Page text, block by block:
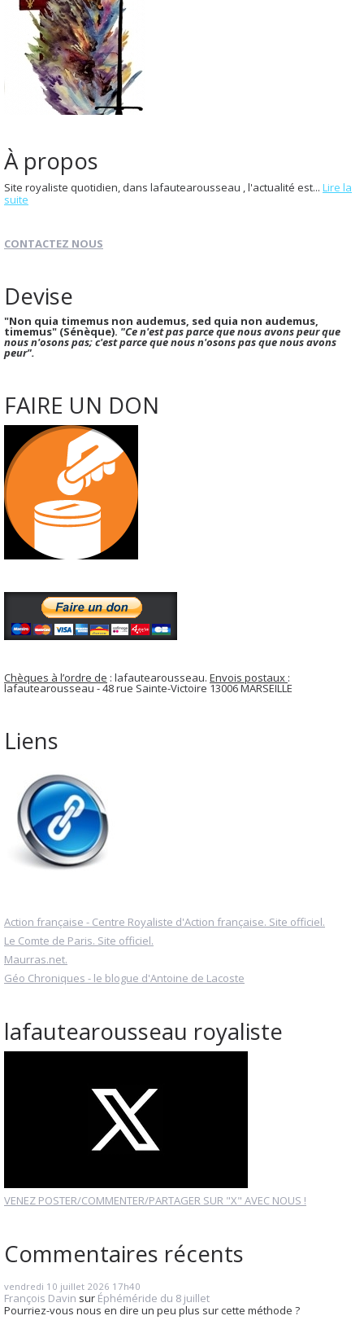
À propos
Site royaliste quotidien, dans lafautearousseau , l'actualité est... Lire la
suite
CONTACTEZ NOUS
Devise
"Non quia timemus non audemus, sed quia non audemus,
timemus" (Sénèque). "Ce n'est pas parce que nous avons peur que
nous n'osons pas; c'est parce que nous n'osons pas que nous avons
peur".
FAIRE UN DON
Chèques à l’ordre de : lafautearousseau. Envois postaux :
lafautearousseau - 48 rue Sainte-Victoire 13006 MARSEILLE
Liens
Action française - Centre Royaliste d'Action française. Site officiel.
Le Comte de Paris. Site officiel.
Maurras.net.
Géo Chroniques - le blogue d'Antoine de Lacoste
lafautearousseau royaliste
VENEZ POSTER/COMMENTER/PARTAGER SUR "X" AVEC NOUS !
Commentaires récents
vendredi 10 juillet 2026 17h40
François Davin sur Éphéméride du 8 juillet
Pourriez-vous nous en dire un peu plus sur cette méthode ?